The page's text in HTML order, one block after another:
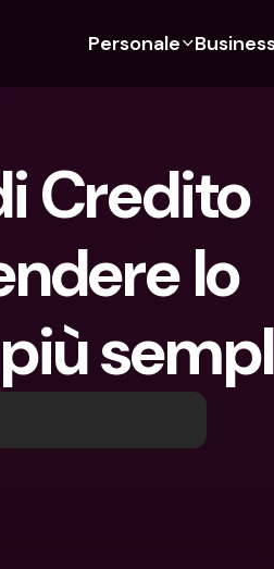
Personale
Carte di Credito
Cripto
Conti
Pagamenti
Conto di
Depositi a
Per freelancer
Per PMI
bunq Free
bunq Pro
bunq Elite
Sostenibilità
Stampa
Lavora con noi
Credito
lo